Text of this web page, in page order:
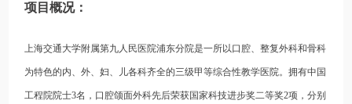
项目概况：
上海交通大学附属第九人民医院浦东分院是一所以口腔、整复外科和骨科
为特色的内、外、妇、儿各科齐全的三级甲等综合性教学医院。拥有中国
工程院院士3名，口腔颌面外科先后荣获国家科技进步奖二等奖2项，分别